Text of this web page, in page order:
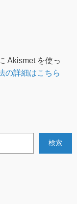
Akismet を使っ
の詳細はこちら
検索